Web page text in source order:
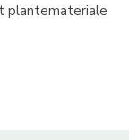
plantemateriale